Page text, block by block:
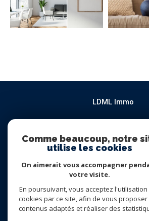
LDML Immo
Le Patio 195 chemin de
NOUS SUIVRE SUR
Comme beaucoup, notre
utilise les cookies
On aimerait vous accompagner
votre visite.
En poursuivant, vous acceptez l'utilisation
cookies par ce site, afin de vous proposer
contenus adaptés et réaliser des